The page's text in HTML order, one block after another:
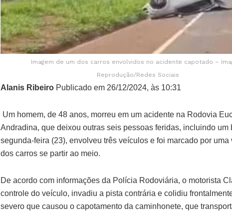
Imagem de um dos carros envolvidos no acidente capotado –
Reprodução/Redes Sociais
Alanis Ribeiro Publicado em 26/12/2024, às 10:31
Um homem, de 48 anos, morreu em um acidente na Rodovia
Andradina, que deixou outras seis pessoas feridas, incluindo
segunda-feira (23), envolveu três veículos e foi marcado por
dos carros se partir ao meio.
De acordo com informações da Polícia Rodoviária, o motorista
controle do veículo, invadiu a pista contrária e colidiu
severo que causou o capotamento da caminhonete, que